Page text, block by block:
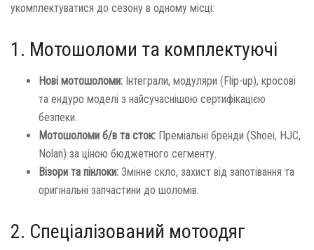
укомплектуватися до сезону в одному місці:
1. Мотошоломи та комплектуючі
Нові мотошоломи: Інтеграли, модуляри (Flip-up), кросові
та ендуро моделі з найсучаснішою сертифікацією
безпеки.
Мотошоломи б/в та сток: Преміальні бренди (Shoei, HJC,
Nolan) за ціною бюджетного сегменту.
Візори та пінлоки: Змінне скло, захист від запотівання та
оригінальні запчастини до шоломів.
2. Спеціалізований мотоодяг